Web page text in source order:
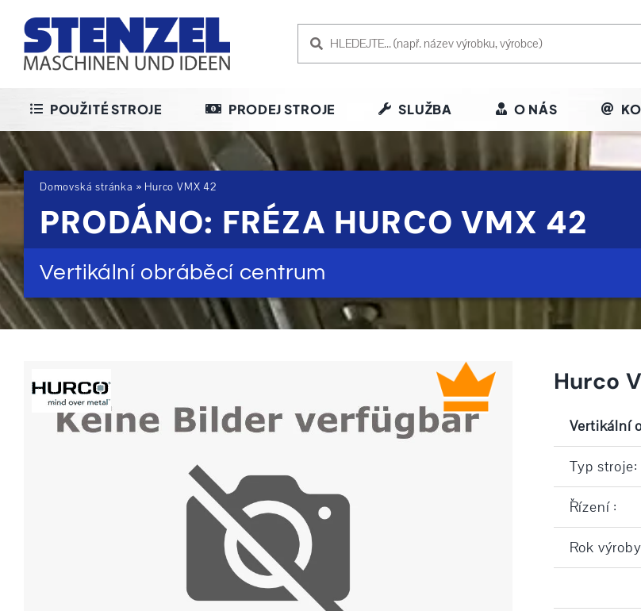
content
POUŽITÉ STROJE PRODEJ STROJE SLUŽBA O NÁS
Domovská stránka » Hurco VMX 42
PRODÁNO: FRÉZA HURCO VMX 42
Vertikální obráběcí centrum
Hurco
Vertikální
Typ stroje:
Řízení :
Rok